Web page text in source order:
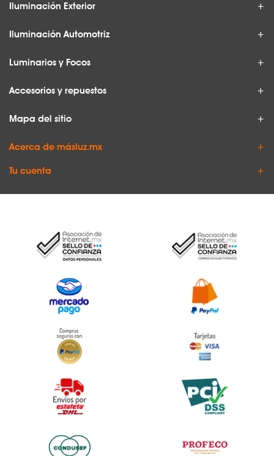
Iluminación Exterior
Iluminación Automotriz
Luminarios y Focos
Accesorios y repuestos
Mapa del sitio
Acerca de másluz.mx
Tu cuenta